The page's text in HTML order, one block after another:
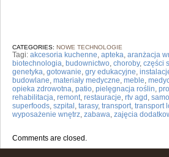
CATEGORIES: NOWE TECHNOLOGIE
Tagi: akcesoria kuchenne, apteka, aranżacja
biotechnologia, budownictwo, choroby, części
genetyka, gotowanie, gry edukacyjne,
budowlane, materiały medyczne, meble,
opieka zdrowotna, patio, pielęgnacja roślin,
rehabilitacja, remont, restauracje, rtv agd ,
superfoods, szpital , tarasy, transport, transport
wyposażenie wnętrz, zabawa, zajęcia
Comments are closed.